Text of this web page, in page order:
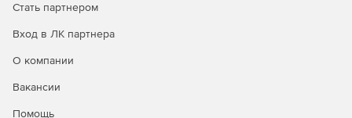
Учет лицензий на программное обеспечение.
Возможность ручного ввода данных и импорт
устройств из отчетов программ анализа конфигурации
Стать партнером
Вход в ЛК партнера
О компании
Вакансии
Помощь